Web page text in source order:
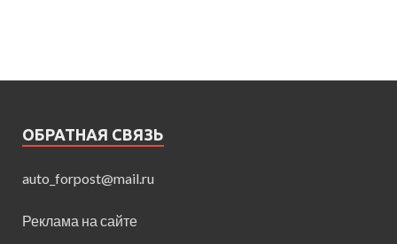
ОБРАТНАЯ СВЯЗЬ
auto_forpost@mail.ru
Реклама на сайте